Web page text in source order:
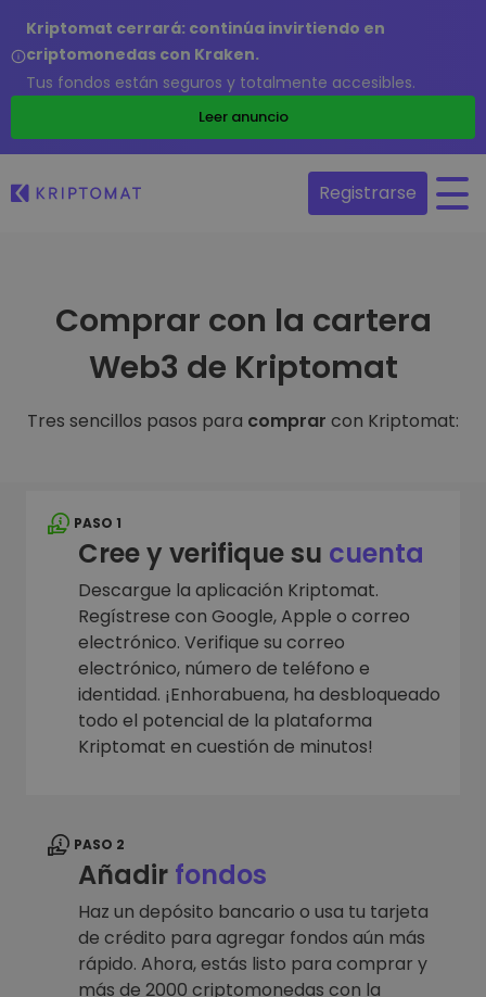
Kriptomat cerrará: continúa invirtiendo en
criptomonedas con Kraken.
Tus fondos están seguros y totalmente accesibles.
Leer anuncio
Registrarse
Comprar con la cartera
Web3 de Kriptomat
Tres sencillos pasos para comprar con Kriptomat:
PASO 1
Cree y verifique su cuenta
Descargue la aplicación Kriptomat.
Regístrese con Google, Apple o correo
electrónico. Verifique su correo
electrónico, número de teléfono e
identidad. ¡Enhorabuena, ha desbloqueado
todo el potencial de la plataforma
Kriptomat en cuestión de minutos!
PASO 2
Añadir fondos
Haz un depósito bancario o usa tu tarjeta
de crédito para agregar fondos aún más
rápido. Ahora, estás listo para comprar y
más de 2000 criptomonedas con la